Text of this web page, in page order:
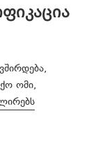
ომი,